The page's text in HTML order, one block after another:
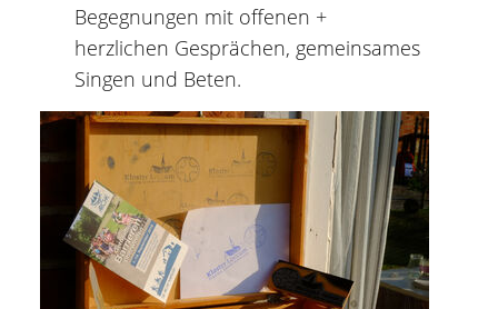
Begegnungen mit offenen +
herzlichen Gesprächen, gemeinsames
Singen und Beten.